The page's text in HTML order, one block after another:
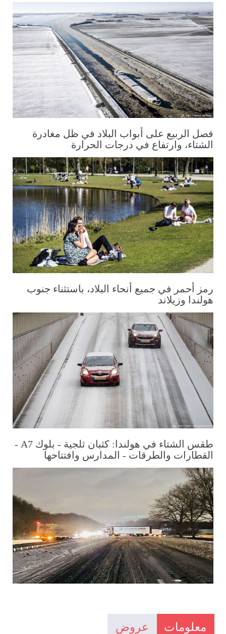
فصل الربيع على أبواب البلاد في ظل مغادرة
الشتاء، وارتفاع في درجات الحرارة
رمز أحمر في جميع أنحاء البلاد، باستثناء جنوب
هولندا وزيلاند
طقس الشتاء في هولندا: كثبان ثلجية - بلوك A7 -
القطارات والطرقات - المدارس وافتتاحها
معلومات عروض